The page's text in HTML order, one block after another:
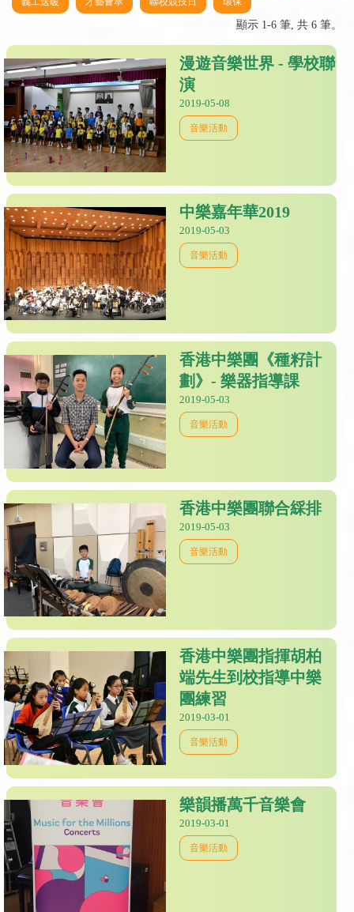
顯示 1-6 筆, 共 6 筆。
漫遊音樂世界 - 學校聯
演
2019-05-08
音樂活動
中樂嘉年華2019
2019-05-03
音樂活動
香港中樂團《種籽計
劃》- 樂器指導課
2019-05-03
音樂活動
香港中樂團聯合綵排
2019-05-03
音樂活動
香港中樂團指揮胡柏
端先生到校指導中樂
團練習
2019-03-01
音樂活動
樂韻播萬千音樂會
2019-03-01
音樂活動